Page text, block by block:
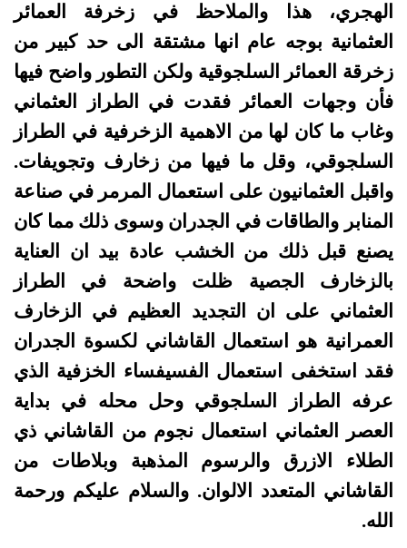
الهجري، هذا والملاحظ في زخرفة العمائر
العثمانية بوجه عام انها مشتقة الى حد كبير من
زخرقة العمائر السلجوقية ولكن التطور واضح فيها
فأن وجهات العمائر فقدت في الطراز العثماني
وغاب ما كان لها من الاهمية الزخرفية في الطراز
السلجوقي، وقل ما فيها من زخارف وتجويفات.
واقبل العثمانيون على استعمال المرمر في صناعة
المنابر والطاقات في الجدران وسوى ذلك مما كان
يصنع قبل ذلك من الخشب عادة بيد ان العناية
بالزخارف الجصية ظلت واضحة في الطراز
العثماني على ان التجديد العظيم في الزخارف
العمرانية هو استعمال القاشاني لكسوة الجدران
فقد استخفى استعمال الفسيفساء الخزفية الذي
عرفه الطراز السلجوقي وحل محله في بداية
العصر العثماني استعمال نجوم من القاشاني ذي
الطلاء الازرق والرسوم المذهبة وبلاطات من
القاشاني المتعدد الالوان. والسلام عليكم ورحمة
الله.